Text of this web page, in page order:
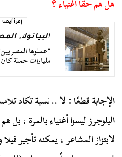
هل هم حقًا أغنياء ؟
إقرأ أيضا
البيانولا,
“عملوها
مليارات حملة كان
الإجابة قطعًا : لا .. نسبة تكاد تلامس الـ 99%
البلوجرزليسوا أغنياء بالمرة ، بل
لابتزاز المشاعر ، يمكنه تأجير